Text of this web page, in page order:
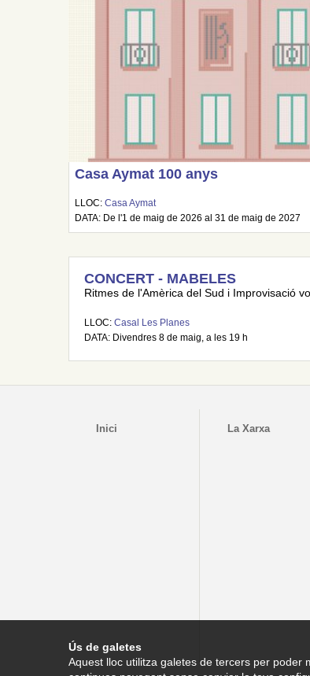
Ús de galetes
Aquest lloc utilitza galetes de tercers per poder
Casa Aymat 100 anys
LLOC:Casa Aymat
DATA: De l'1 de maig de 2026 al 31 de maig de 2027
CONCERT - MABELES
Ritmes de l'Amèrica del Sud i Improvisació
LLOC: Casal Les Planes
DATA: Divendres 8 de maig, a les 19 h
Inici La Xarxa